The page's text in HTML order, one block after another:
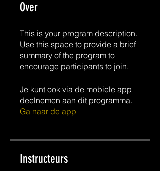
Over
This is your program description.
Use this space to provide a brief
summary of the program to
encourage participants to join.
Je kunt ook via de mobiele app
deelnemen aan dit programma.
Ga naar de app
Instructeurs